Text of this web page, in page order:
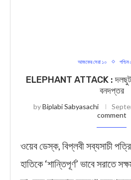
আজকের সেরা ১০ পশ্চিম
ELEPHANT ATTACK : দলছুট
বনদপ্তর
byBiplabi Sabyasachi
comment
ওয়েব ডেস্ক, বিপ্লবী সব্যসাচী
হাতিকে ‘শান্তিপূর্ণ’ ভাবে সরাতে